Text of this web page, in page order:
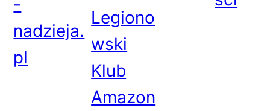
-
nadzieja.
pl
Legiono
wski
Klub
Amazon